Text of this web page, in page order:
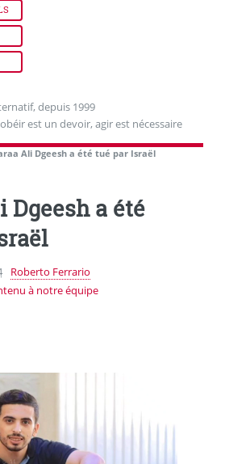
depuis 1999
est un devoir, agir est nécessaire
Ali Dgeesh a été tué par Israël
Dgeesh a été
Roberto Ferrario
à notre équipe